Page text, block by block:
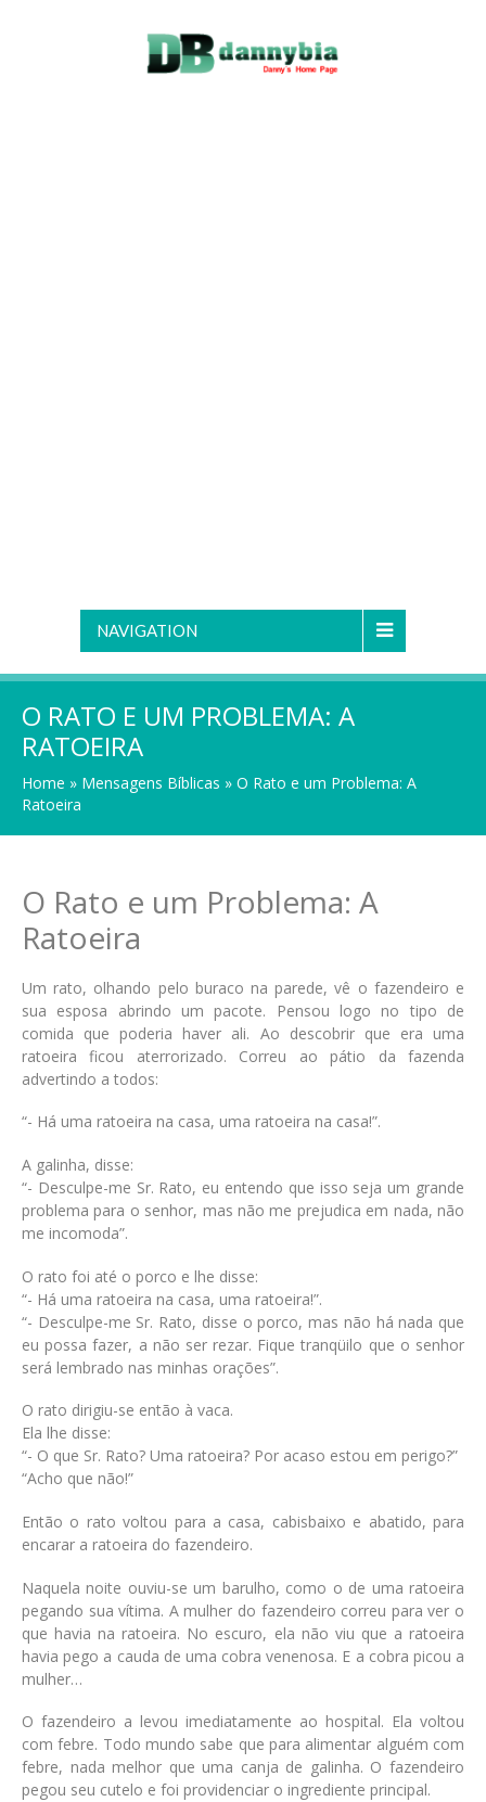
NAVIGATION
O RATO E UM PROBLEMA: A
RATOEIRA
Home » Mensagens Bíblicas » O Rato e um Problema: A
Ratoeira
O Rato e um Problema: A
Ratoeira
Um rato, olhando pelo buraco na parede, vê o fazendeiro e
sua esposa abrindo um pacote. Pensou logo no tipo de
comida que poderia haver ali. Ao descobrir que era uma
ratoeira ficou aterrorizado. Correu ao pátio da fazenda
advertindo a todos:
“- Há uma ratoeira na casa, uma ratoeira na casa!”.
A galinha, disse:
“- Desculpe-me Sr. Rato, eu entendo que isso seja um grande
problema para o senhor, mas não me prejudica em nada, não
me incomoda”.
O rato foi até o porco e lhe disse:
“- Há uma ratoeira na casa, uma ratoeira!”.
“- Desculpe-me Sr. Rato, disse o porco, mas não há nada que
eu possa fazer, a não ser rezar. Fique tranqüilo que o senhor
será lembrado nas minhas orações”.
O rato dirigiu-se então à vaca.
Ela lhe disse:
“- O que Sr. Rato? Uma ratoeira? Por acaso estou em perigo?”
“Acho que não!”
Então o rato voltou para a casa, cabisbaixo e abatido, para
encarar a ratoeira do fazendeiro.
Naquela noite ouviu-se um barulho, como o de uma ratoeira
pegando sua vítima. A mulher do fazendeiro correu para ver o
que havia na ratoeira. No escuro, ela não viu que a ratoeira
havia pego a cauda de uma cobra venenosa. E a cobra picou a
mulher…
O fazendeiro a levou imediatamente ao hospital. Ela voltou
com febre. Todo mundo sabe que para alimentar alguém com
febre, nada melhor que uma canja de galinha. O fazendeiro
pegou seu cutelo e foi providenciar o ingrediente principal.